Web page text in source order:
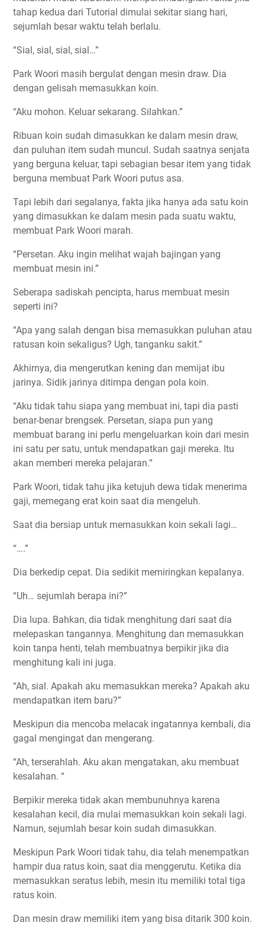
tahap kedua dari Tutorial dimulai sekitar siang hari,
sejumlah besar waktu telah berlalu.
“Sial, sial, sial, sial…”
Park Woori masih bergulat dengan mesin draw. Dia
dengan gelisah memasukkan koin.
“Aku mohon. Keluar sekarang. Silahkan.”
Ribuan koin sudah dimasukkan ke dalam mesin draw,
dan puluhan item sudah muncul. Sudah saatnya senjata
yang berguna keluar, tapi sebagian besar item yang tidak
berguna membuat Park Woori putus asa.
Tapi lebih dari segalanya, fakta jika hanya ada satu koin
yang dimasukkan ke dalam mesin pada suatu waktu,
membuat Park Woori marah.
“Persetan. Aku ingin melihat wajah bajingan yang
membuat mesin ini.”
Seberapa sadiskah pencipta, harus membuat mesin
seperti ini?
“Apa yang salah dengan bisa memasukkan puluhan atau
ratusan koin sekaligus? Ugh, tanganku sakit.”
Akhirnya, dia mengerutkan kening dan memijat ibu
jarinya. Sidik jarinya ditimpa dengan pola koin.
“Aku tidak tahu siapa yang membuat ini, tapi dia pasti
benar-benar brengsek. Persetan, siapa pun yang
membuat barang ini perlu mengeluarkan koin dari mesin
ini satu per satu, untuk mendapatkan gaji mereka. Itu
akan memberi mereka pelajaran.”
Park Woori, tidak tahu jika ketujuh dewa tidak menerima
gaji, memegang erat koin saat dia mengeluh.
Saat dia bersiap untuk memasukkan koin sekali lagi…
“….”
Dia berkedip cepat. Dia sedikit memiringkan kepalanya.
“Uh… sejumlah berapa ini?”
Dia lupa. Bahkan, dia tidak menghitung dari saat dia
melepaskan tangannya. Menghitung dan memasukkan
koin tanpa henti, telah membuatnya berpikir jika dia
menghitung kali ini juga.
“Ah, sial. Apakah aku memasukkan mereka? Apakah aku
mendapatkan item baru?”
Meskipun dia mencoba melacak ingatannya kembali, dia
gagal mengingat dan mengerang.
“Ah, terserahlah. Aku akan mengatakan, aku membuat
kesalahan. “
Berpikir mereka tidak akan membunuhnya karena
kesalahan kecil, dia mulai memasukkan koin sekali lagi.
Namun, sejumlah besar koin sudah dimasukkan.
Meskipun Park Woori tidak tahu, dia telah menempatkan
hampir dua ratus koin, saat dia menggerutu. Ketika dia
memasukkan seratus lebih, mesin itu memiliki total tiga
ratus koin.
Dan mesin draw memiliki item yang bisa ditarik 300 koin.